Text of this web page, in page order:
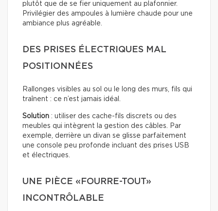
plutôt que de se fier uniquement au plafonnier.
Privilégier des ampoules à lumière chaude pour une
ambiance plus agréable.
DES PRISES ÉLECTRIQUES MAL
POSITIONNÉES
Rallonges visibles au sol ou le long des murs, fils qui
traînent : ce n’est jamais idéal.
Solution : utiliser des cache-fils discrets ou des
meubles qui intègrent la gestion des câbles. Par
exemple, derrière un divan se glisse parfaitement
une console peu profonde incluant des prises USB
et électriques.
UNE PIÈCE «FOURRE-TOUT»
INCONTRÔLABLE